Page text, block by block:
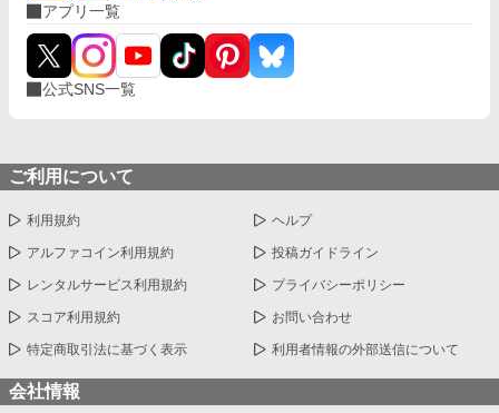
アプリ一覧
公式SNS一覧
ご利用について
利用規約 ヘルプ
アルファコイン利用規約 投稿ガイドライン
レンタルサービス利用規約 プライバシーポリシー
スコア利用規約 お問い合わせ
特定商取引法に基づく表示 利用者情報の外部送信について
会社情報